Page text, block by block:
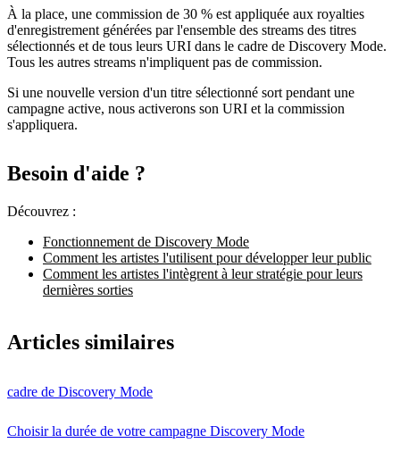
À la place, une commission de 30 % est appliquée aux royalties
d'enregistrement générées par l'ensemble des streams des titres
sélectionnés et de tous leurs URI dans le cadre de Discovery Mode.
Tous les autres streams n'impliquent pas de commission.
Si une nouvelle version d'un titre sélectionné sort pendant une
campagne active, nous activerons son URI et la commission
s'appliquera.
Besoin d'aide ?
Découvrez :
Fonctionnement de Discovery Mode
Comment les artistes l'utilisent pour développer leur public
Comment les artistes l'intègrent à leur stratégie pour leurs
dernières sorties
Articles similaires
cadre de Discovery Mode
Choisir la durée de votre campagne Discovery Mode